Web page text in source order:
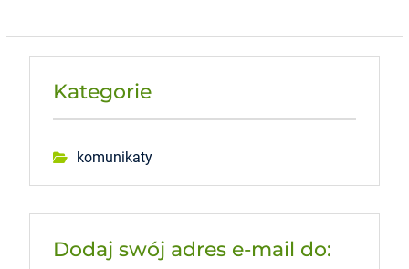
Kategorie
komunikaty
Dodaj swój adres e-mail do: